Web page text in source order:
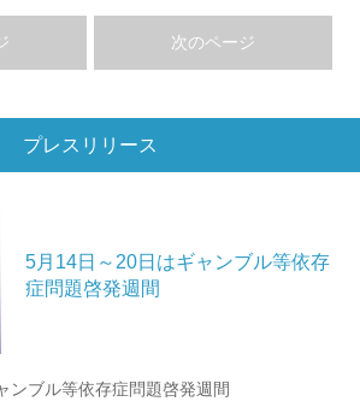
次のページ
プレスリリース
5月14日～20日はギャンブル等依存
症問題啓発週間
ンブル等依存症問題啓発週間